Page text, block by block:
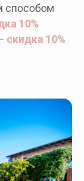
способом
10%
скидка 10%